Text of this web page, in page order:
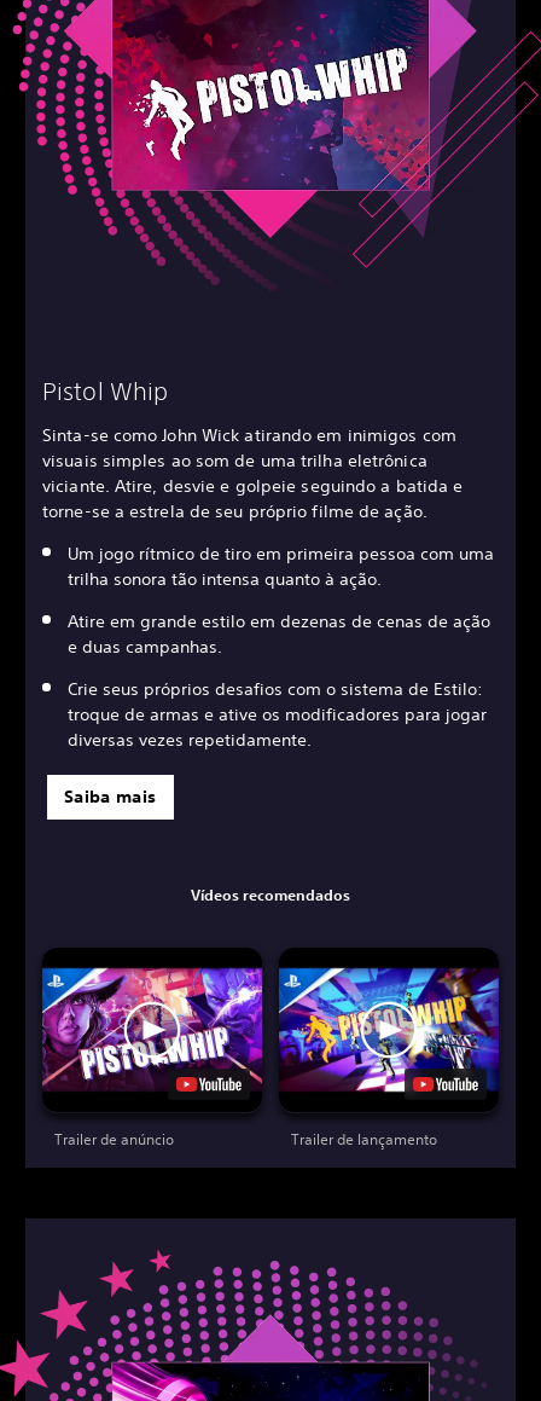
Pistol Whip
Sinta-se como John Wick atirando em inimigos com
visuais simples ao som de uma trilha eletrônica
viciante. Atire, desvie e golpeie seguindo a batida e
torne-se a estrela de seu próprio filme de ação.
Um jogo rítmico de tiro em primeira pessoa com uma
trilha sonora tão intensa quanto à ação.
Atire em grande estilo em dezenas de cenas de ação
e duas campanhas.
Crie seus próprios desafios com o sistema de Estilo:
troque de armas e ative os modificadores para jogar
diversas vezes repetidamente.
Saiba mais
Vídeos recomendados
Trailer de anúncio Trailer de lançamento